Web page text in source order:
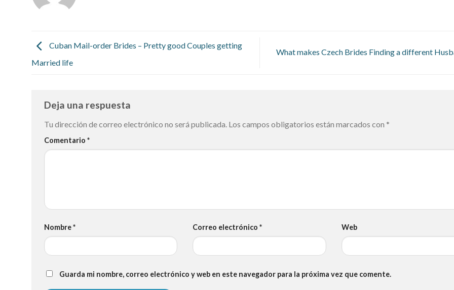
Cuban Mail-order Brides – Pretty good Couples getting
Married life
What makes Czech Brides Finding a different
Deja una respuesta
Tu dirección de correo electrónico no será publicada. Los campos obligatorios están marcados con *
Comentario *
Nombre* Correo electrónico* Web
Guarda mi nombre, correo electrónico y web en este navegador para la próxima vez que comente.